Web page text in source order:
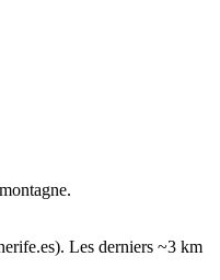
Les derniers ~3 km